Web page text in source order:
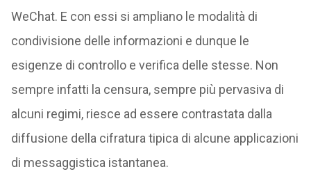
WeChat. E con essi si ampliano le modalità di
condivisione delle informazioni e dunque le
esigenze di controllo e verifica delle stesse. Non
sempre infatti la censura, sempre più pervasiva di
alcuni regimi, riesce ad essere contrastata dalla
diffusione della cifratura tipica di alcune applicazioni
di messaggistica istantanea.